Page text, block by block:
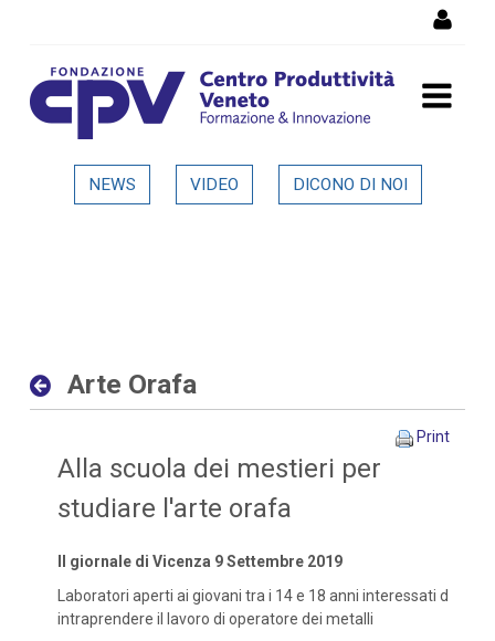
Arte Orafa - Dettaglio in
NEWS VIDEO DICONO DI NOI
Arte Orafa
Print
Alla scuola dei mestieri per
studiare l'arte orafa
Il giornale di Vicenza 9 Settembre 2019
Laboratori aperti ai giovani tra i 14 e 18 anni interessati d
intraprendere il lavoro di operatore dei metalli